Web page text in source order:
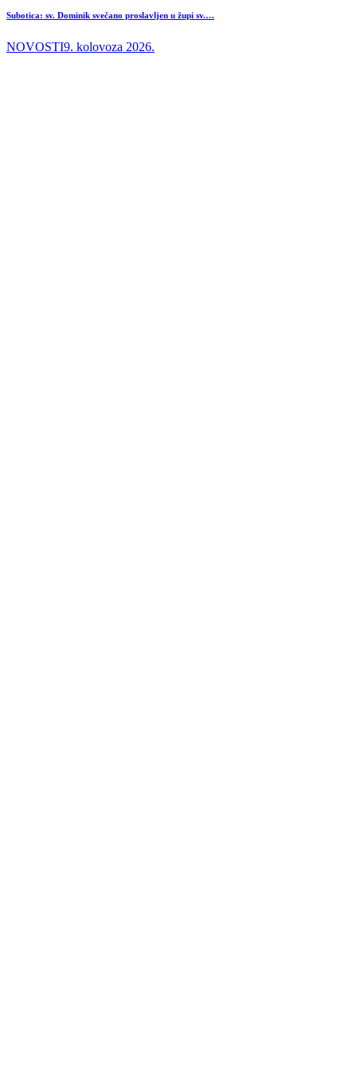
Subotica: sv. Dominik svečano proslavljen u župi sv.…
NOVOSTI9. kolovoza 2026.